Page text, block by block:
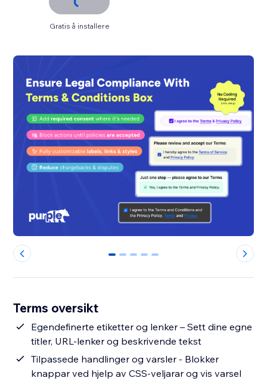
Gratis å installere
0 1 2 3 4
Terms oversikt
Egendefinerte etiketter og lenker – Sett dine egne
titler, URL-lenker og beskrivende tekst
Tilpassede handlinger og varsler - Blokker
knappar ved hjelp av CSS-veljarar og vis varsel